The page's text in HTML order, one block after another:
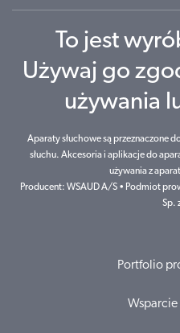
To jest
Używaj go
używania
Aparaty słuchowe są przeznaczone
słuchu. Akcesoria i aplikacje do
używania z
Producent: WSAUD A/S • Podmiot
Sp.
Portfolio
Wsparcie